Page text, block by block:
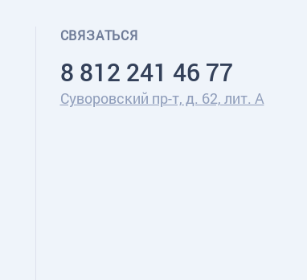
СВЯЗАТЬСЯ
8 812 241 46 77
Суворовский пр-т, д. 62, лит. А